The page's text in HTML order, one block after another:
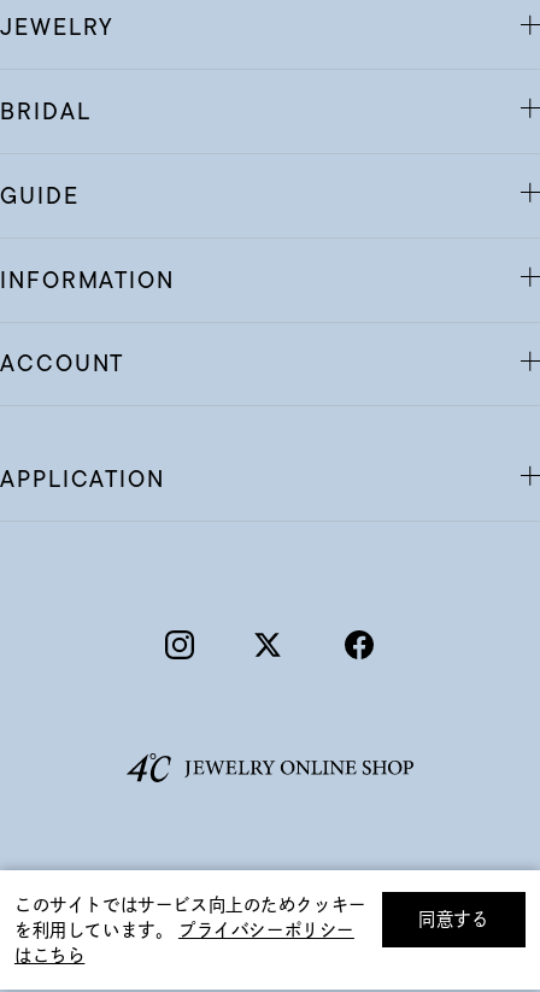
絞り込んで検索する
JEWELRY
BRIDAL
GUIDE
INFORMATION
ACCOUNT
APPLICATION
このサイトではサービス向上のためクッキー
を利用しています。
プライバシーポリシー
はこちら
同意する